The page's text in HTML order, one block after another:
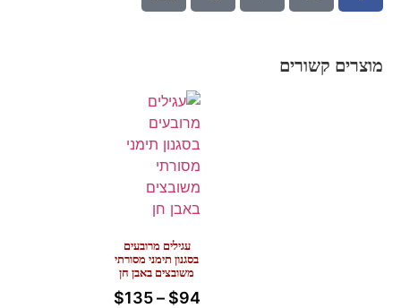
מוצרים קשורים
עגילים מרובעים
בסגנון תימני מסורתי
משובצים באבן חן
$94
–
$135